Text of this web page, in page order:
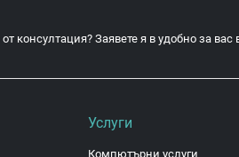
консултация? Заявете я в удобно за вас
Услуги
Компютърни услуги